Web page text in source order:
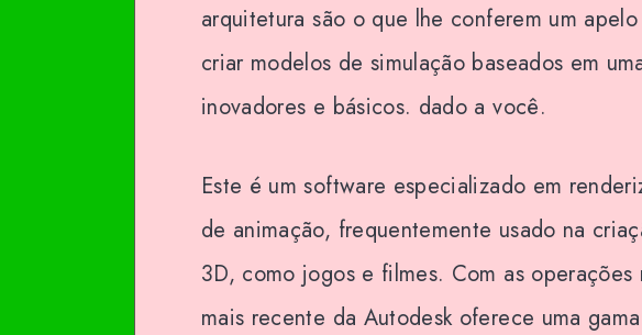
arquitetura são o que lhe conferem um
criar modelos de simulação baseados em
inovadores e básicos. dado a você.
Este é um software especializado em
de animação, frequentemente usado na
3D, como jogos e filmes. Com as operações
mais recente da Autodesk oferece uma